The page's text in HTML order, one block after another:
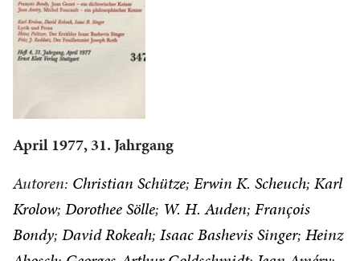
April 1977, 31. Jahrgang
Autoren: Christian Schütze Erwin K. Scheuch Karl
Krolow Dorothee Sölle W. H. Auden François
Bondy David Rokeah Isaac Bashevis Singer Heinz